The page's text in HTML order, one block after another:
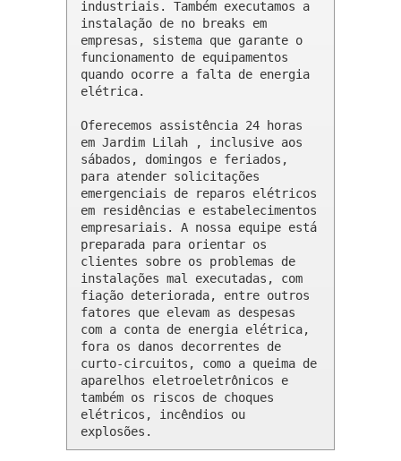
industriais. Também executamos a
instalação de no breaks em
empresas, sistema que garante o
funcionamento de equipamentos
quando ocorre a falta de energia
elétrica.
Oferecemos assistência 24 horas
em Jardim Lilah , inclusive aos
sábados, domingos e feriados,
para atender solicitações
emergenciais de reparos elétricos
em residências e estabelecimentos
empresariais. A nossa equipe está
preparada para orientar os
clientes sobre os problemas de
instalações mal executadas, com
fiação deteriorada, entre outros
fatores que elevam as despesas
com a conta de energia elétrica,
fora os danos decorrentes de
curto-circuitos, como a queima de
aparelhos eletroeletrônicos e
também os riscos de choques
elétricos, incêndios ou
explosões.